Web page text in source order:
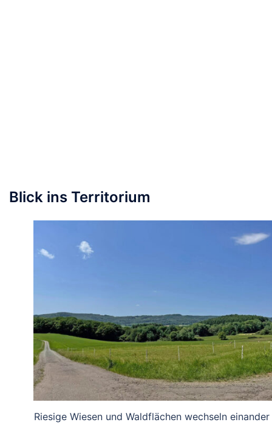
Blick ins Territorium
Riesige Wiesen und Waldflächen wechseln einander